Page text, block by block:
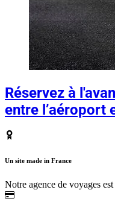
Réservez à
entre l’aéroport
Un site made in France
Notre agence de voyages